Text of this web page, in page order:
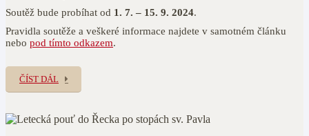
Soutěž bude probíhat od 1. 7. – 15. 9. 2024.
Pravidla soutěže a veškeré informace najdete v samotném článku
nebo pod tímto odkazem.
ČÍST DÁL